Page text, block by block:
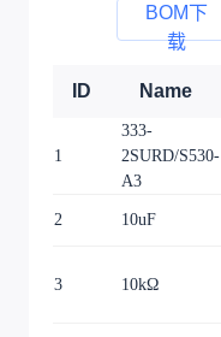
BOM下
载
ID Name
1
333-
2SURD/S530-
A3
2 10uF
3 10kΩ